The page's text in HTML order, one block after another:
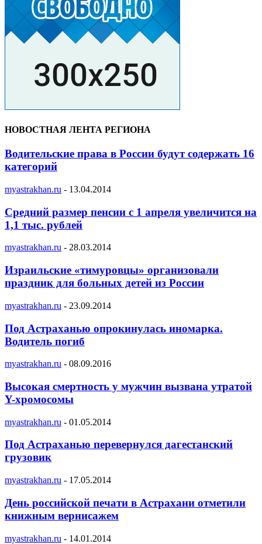
НОВОСТНАЯ ЛЕНТА РЕГИОНА
Водительские права в России будут содержать 16
категорий
myastrakhan.ru - 13.04.2014
Средний размер пенсии с 1 апреля увеличится на
1,1 тыс. рублей
myastrakhan.ru - 28.03.2014
Израильские «тимуровцы» организовали
праздник для больных детей из России
myastrakhan.ru - 23.09.2014
Под Астраханью опрокинулась иномарка.
Водитель погиб
myastrakhan.ru - 08.09.2016
Высокая смертность у мужчин вызвана утратой
Y-хромосомы
myastrakhan.ru - 01.05.2014
Под Астраханью перевернулся дагестанский
грузовик
myastrakhan.ru - 17.05.2014
День российской печати в Астрахани отметили
книжным вернисажем
myastrakhan.ru - 14.01.2014